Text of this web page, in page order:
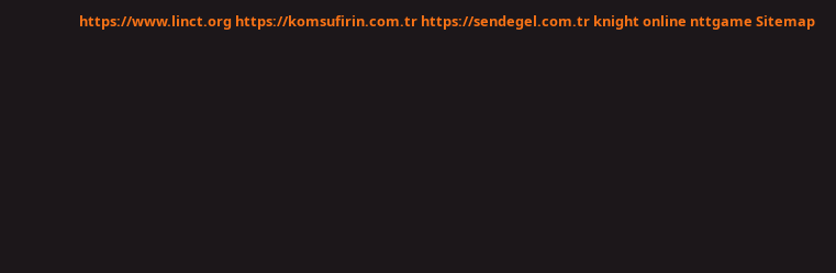
https://www.linct.org https://komsufirin.com.tr https://sendegel.com.tr knight online nttgame Sitemap